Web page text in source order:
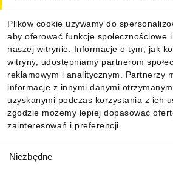
Plików cookie używamy do
aby oferować funkcje społecznościowe
naszej witrynie. Informacje o tym, jak
witryny, udostępniamy partnerom
reklamowym i analitycznym. Partnerzy
informacje z innymi danymi
uzyskanymi podczas korzystania z ich
zgodzie możemy lepiej dopasować
zainteresowań i preferencji.
zgody
Niezbędne
Informacje
Pobierz naszą aplikację